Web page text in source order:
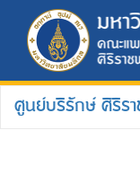
ศูนย์บริรักษ์ ศิริรา